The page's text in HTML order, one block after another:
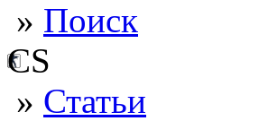
» Поиск
CS
» Статьи